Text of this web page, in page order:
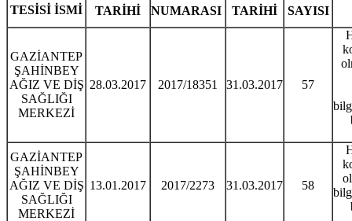
TESİSİ İSMİ
TARİHİ
NUMARASI TARİHİ SAYISI
GAZİANTEP
ŞAHİNBEY
AĞIZ VE DİŞ
SAĞLIĞI
MERKEZİ
28.03.2017 2017/18351 31.03.2017 57
GAZİANTEP
ŞAHİNBEY
AĞIZ VE DİŞ
SAĞLIĞI
MERKEZİ
13.01.2017 2017/2273 31.03.2017 58